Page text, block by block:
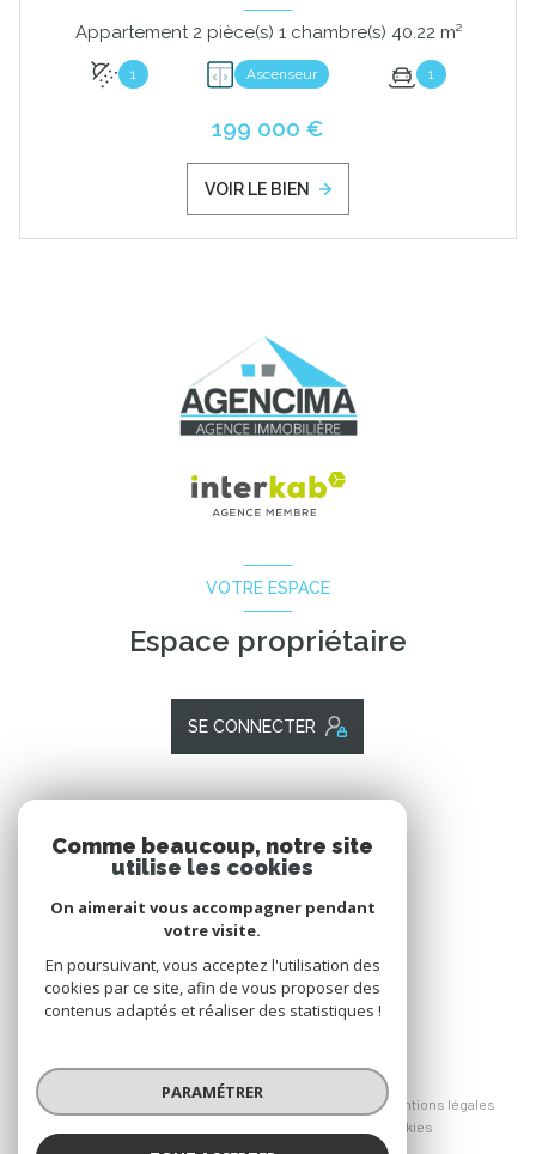
Appartement 2 pièce(s) 1 chambre(s) 40.22 m²
1 Ascenseur 1
199 000 €
VOIR LE BIEN
VOTRE ESPACE
Espace propriétaire
SE CONNECTER
Nous adhérons
© 2026 | Tous droits réservés
Mentions légales
Cookies
Comme beaucoup, notre site
utilise les cookies
On aimerait vous accompagner pendant
votre visite.
En poursuivant, vous acceptez l'utilisation des
cookies par ce site, afin de vous proposer des
contenus adaptés et réaliser des statistiques !
PARAMÉTRER